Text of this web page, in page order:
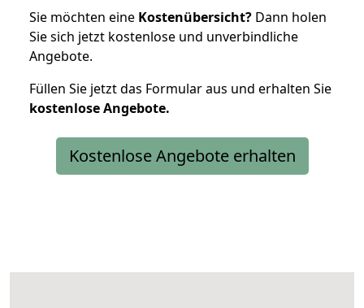
Sie möchten eine Kostenübersicht? Dann holen
Sie sich jetzt kostenlose und unverbindliche
Angebote.
Füllen Sie jetzt das Formular aus und erhalten Sie
kostenloseAngebote.
Kostenlose Angebote erhalten